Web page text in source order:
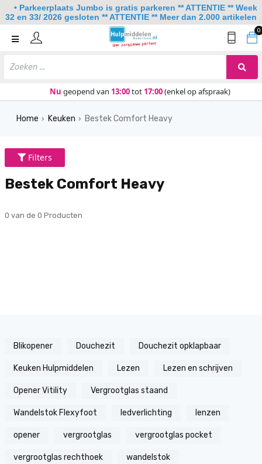
0
Nu geopend van 13:00tot 17:00(enkel op afspraak)
Home
Lezen en schrijven
Meer
Home › Keuken › Bestek Comfort Heavy
Filters
Bestek Comfort Heavy
0 van de 0 Producten
Blikopener Douchezit Douchezit opklapbaar
Keuken Hulpmiddelen Lezen Lezen en schrijven
Opener Vitility Vergrootglas staand
Wandelstok Flexyfoot ledverlichting lenzen
opener vergrootglas vergrootglas pocket
vergrootglas rechthoek wandelstok
• Parkeerplaats Jumbo is gratis parkeren ** ATTENTIE ** Week
32 en 33/ 2026 gesloten ** ATTENTIE ** Meer dan 2.000 artikelen